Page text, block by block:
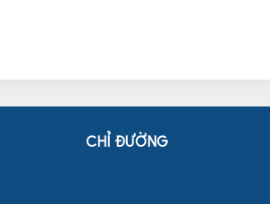
CHỈ ĐƯỜNG